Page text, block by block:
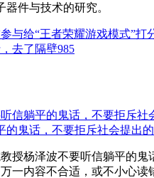
件与技术的研究。
参与给“王者荣耀游戏模式”打
去了隔壁985
的鬼话，不要拒斥社会提出
授杨泽波不要听信躺平的
一内容不合适，或不小心读